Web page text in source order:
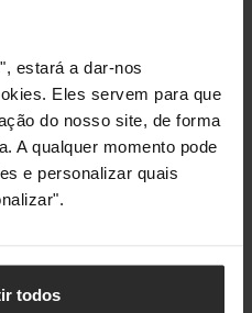
estará a dar-nos
Eles servem para que
do nosso site, de forma
A qualquer momento pode
e personalizar quais
todos
45 °C